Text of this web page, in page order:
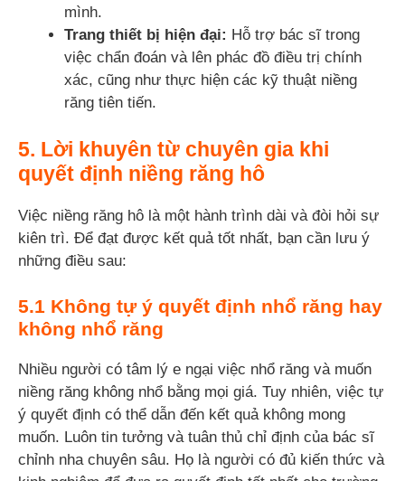
mình.
Trang thiết bị hiện đại: Hỗ trợ bác sĩ trong
việc chẩn đoán và lên phác đồ điều trị chính
xác, cũng như thực hiện các kỹ thuật niềng
răng tiên tiến.
5. Lời khuyên từ chuyên gia khi
quyết định niềng răng hô
Việc niềng răng hô là một hành trình dài và đòi hỏi sự
kiên trì. Để đạt được kết quả tốt nhất, bạn cần lưu ý
những điều sau:
5.1 Không tự ý quyết định nhổ răng hay
không nhổ răng
Nhiều người có tâm lý e ngại việc nhổ răng và muốn
niềng răng không nhổ bằng mọi giá. Tuy nhiên, việc tự
ý quyết định có thể dẫn đến kết quả không mong
muốn. Luôn tin tưởng và tuân thủ chỉ định của bác sĩ
chỉnh nha chuyên sâu. Họ là người có đủ kiến thức và